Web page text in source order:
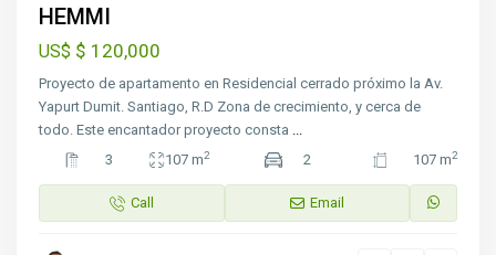
HEMMI
US$ $ 120,000
Proyecto de apartamento en Residencial cerrado próximo la Av.
Yapurt Dumit. Santiago, R.D Zona de crecimiento, y cerca de
todo. Este encantador proyecto consta ...
3
107 m2 2 107 m2
Call Email